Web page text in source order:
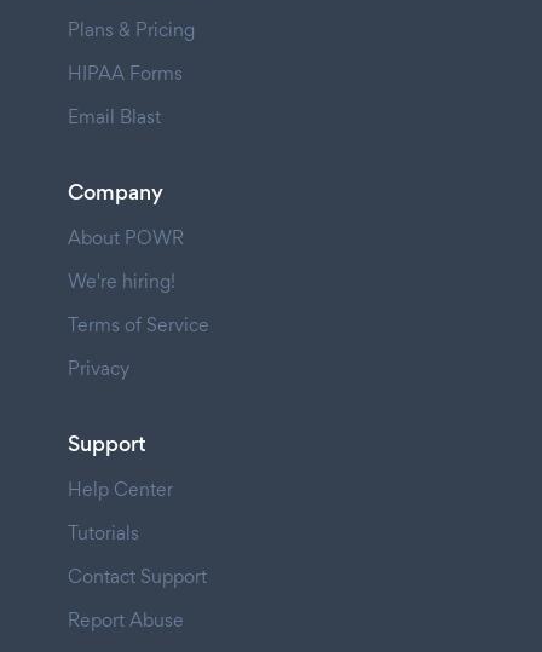
Plans & Pricing
HIPAA Forms
Email Blast
Company
About POWR
We're hiring!
Terms of Service
Privacy
Support
Help Center
Tutorials
Contact Support
Report Abuse